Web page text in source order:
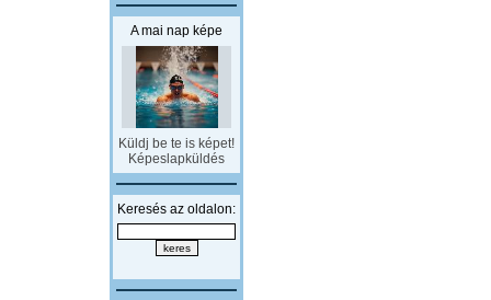
A mai nap képe
Küldj be te is képet!
Képeslapküldés
Keresés az oldalon: